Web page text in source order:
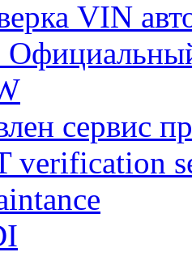
VIN
сервис
verification